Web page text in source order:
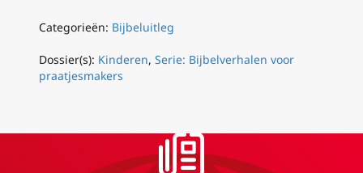
Categorieën: Bijbeluitleg
Dossier(s): Kinderen, Serie: Bijbelverhalen voor
praatjesmakers